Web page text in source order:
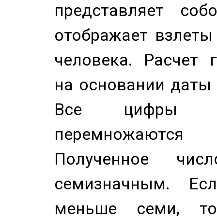
представляет
отображает
человека. Расчет
на основании
Все цифры
Полученное
семизначным.
меньше семи,